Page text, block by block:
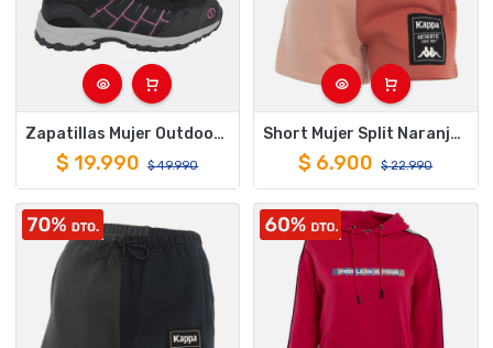
Zapatillas Mujer Outdoor Trail Spalding ZFO3001 Negro
$ 19.990 $49.990
Short Mujer Split Naranja Coral Deportivo
$ 6.900 $22.990